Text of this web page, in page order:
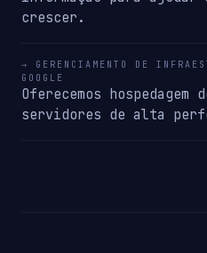
crescer.
→ GERENCIAMENTO DE
GOOGLE
Oferecemos hospedagem
servidores de alta